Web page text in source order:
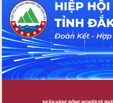
tại Trung tâm Phục vụ hành chính
công tỉnh
Đắk Lắk: Tôn vinh 46 giải pháp tại Hội
thi Sáng tạo Kỹ thuật 2024 - 2025
Đắk Lắk rà soát, điều chỉnh Đề án 190
về phát triển nuôi trồng thủy sản
Phó Chủ tịch UBND tỉnh Đắk Lắk